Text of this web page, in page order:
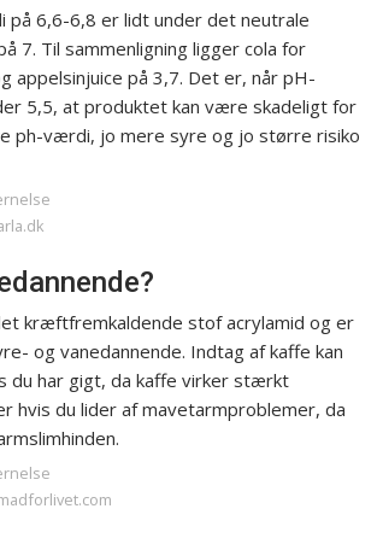
6,6-6,8 er lidt under det neutrale
7. Til sammenligning ligger cola for
appelsinjuice på 3,7. Det er, når pH-
5,5, at produktet kan være skadeligt for
ph-værdi, jo mere syre og jo større risiko
kræftfremkaldende stof acrylamid og er
og vanedannende. Indtag af kaffe kan
du har gigt, da kaffe virker stærkt
hvis du lider af mavetarmproblemer, da